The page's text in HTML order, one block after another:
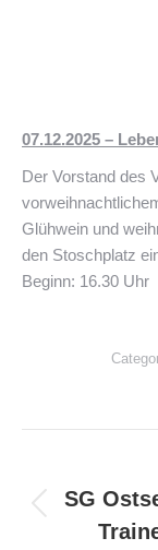
07.12.2025 –
Der Vorstand des
Glühwein und
den Stoschplatz
Beginn: 16.30 Uhr
SG